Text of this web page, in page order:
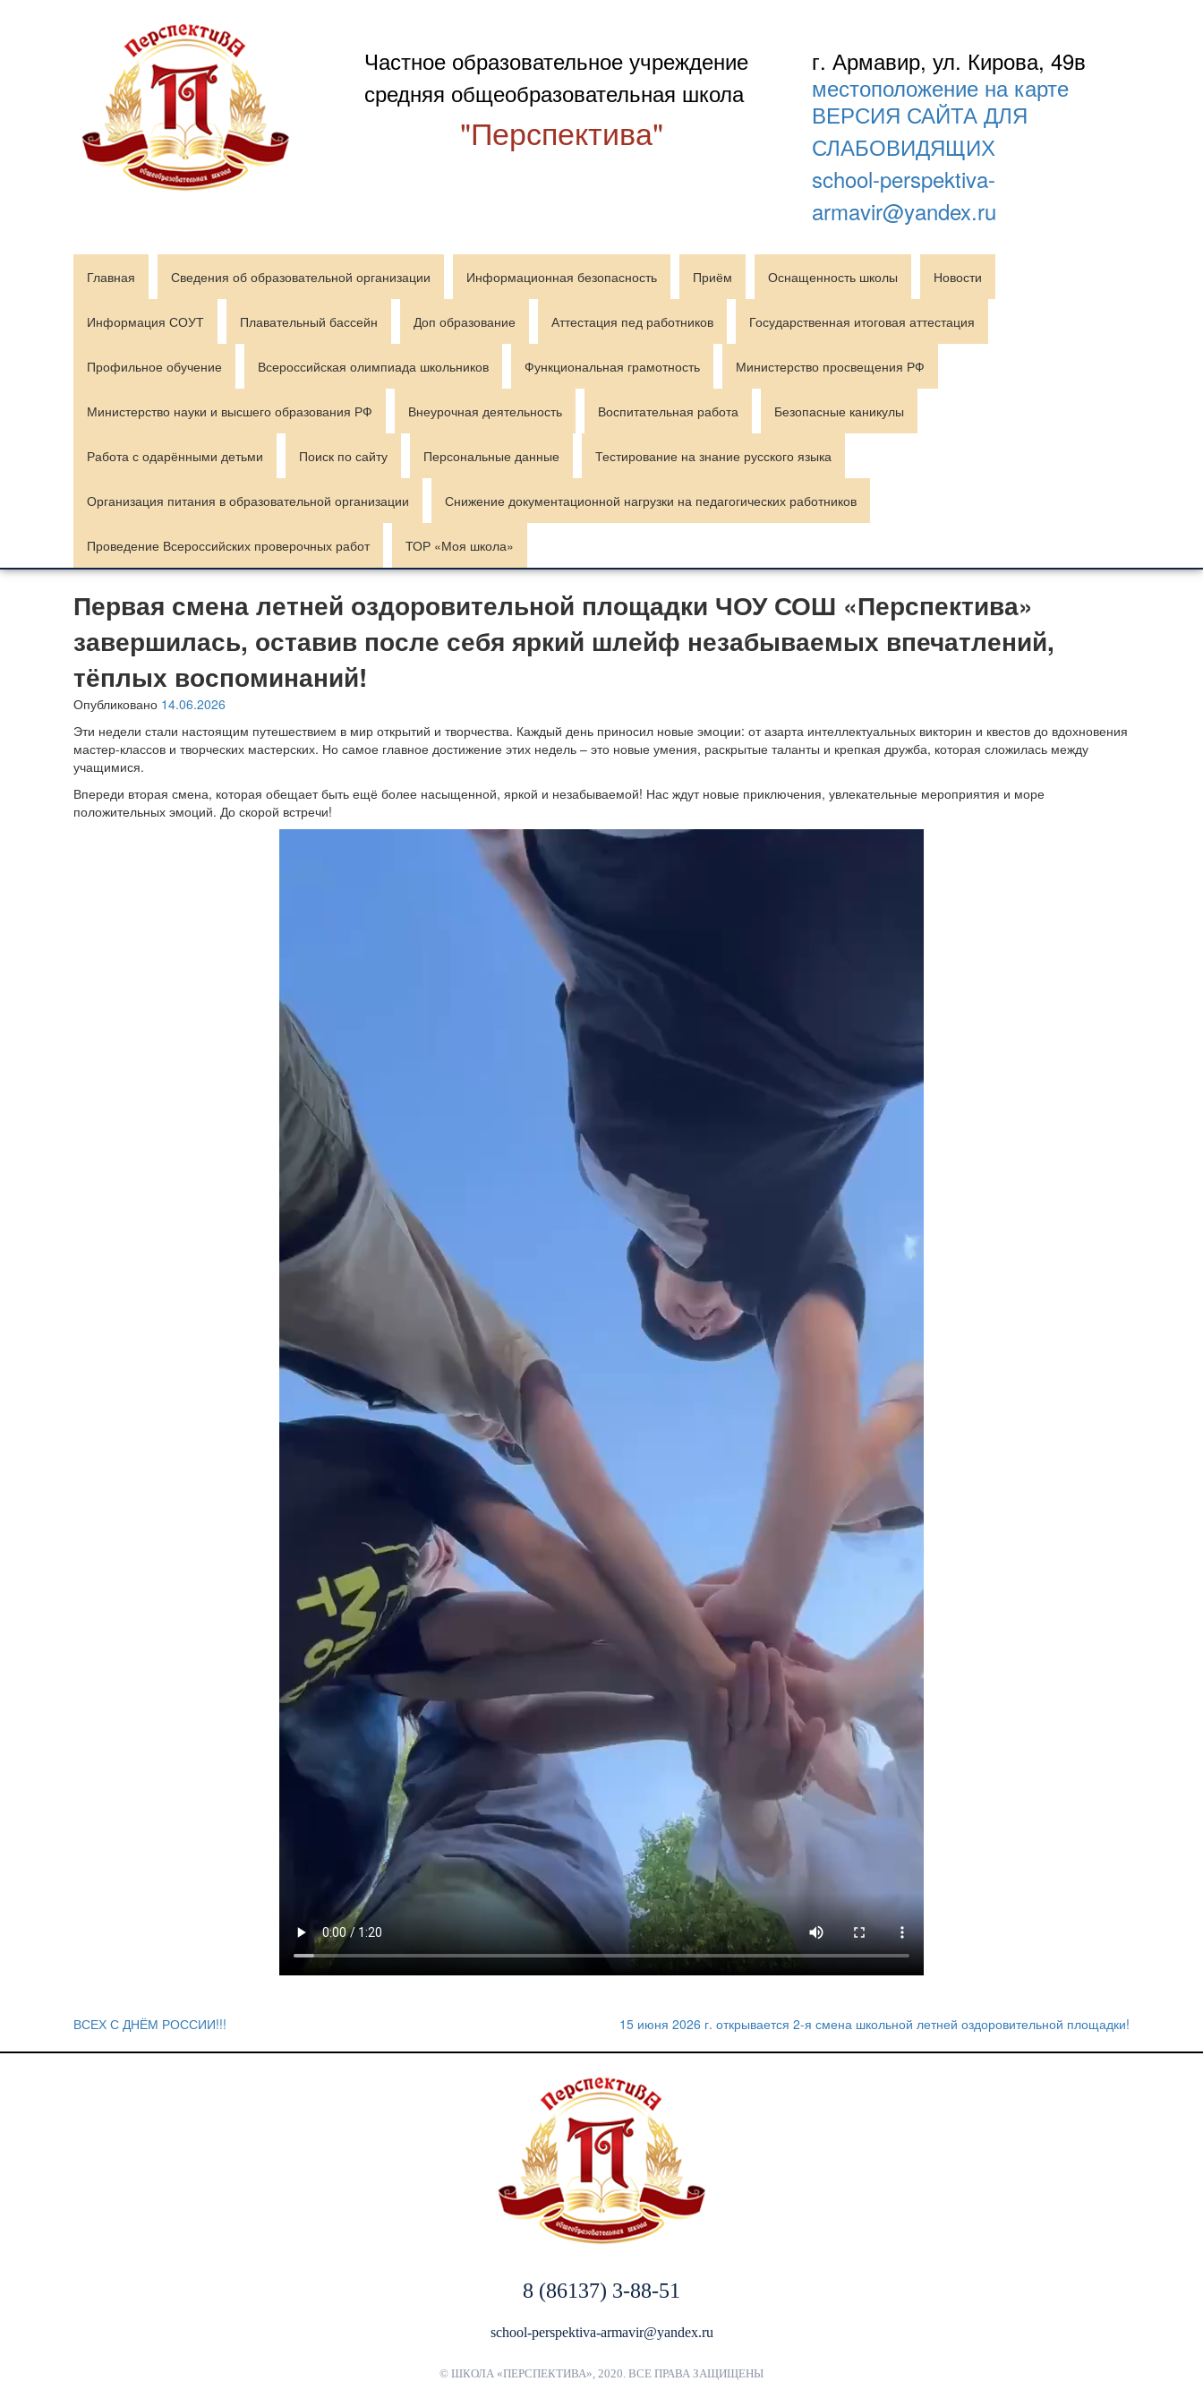
Частное образовательное учреждение
средняя общеобразовательная школа
"Перспектива"
г. Армавир, ул. Кирова, 49в
местоположение на карте
ВЕРСИЯ САЙТА ДЛЯ
СЛАБОВИДЯЩИХ
school-perspektiva-
armavir@yandex.ru
Главная Сведения об образовательной организации Информационная безопасность Приём Оснащенность школы Новости
Информация СОУТ Плавательный бассейн Доп образование Аттестация пед работников Государственная итоговая аттестация
Профильное обучение Всероссийская олимпиада школьников Функциональная грамотность Министерство просвещения РФ
Министерство науки и высшего образования РФ Внеурочная деятельность Воспитательная работа Безопасные каникулы
Работа с одарёнными детьми Поиск по сайту Персональные данные Тестирование на знание русского языка
Организация питания в образовательной организации Снижение документационной нагрузки на педагогических работников
Проведение Всероссийских проверочных работ ТОР «Моя школа»
Первая смена летней оздоровительной площадки ЧОУ СОШ «Перспектива»
завершилась, оставив после себя яркий шлейф незабываемых впечатлений,
тёплых воспоминаний!
Опубликовано 14.06.2026
Эти недели стали настоящим путешествием в мир открытий и творчества. Каждый день приносил новые эмоции: от азарта интеллектуальных викторин и квестов до вдохновения
мастер-классов и творческих мастерских. Но самое главное достижение этих недель – это новые умения, раскрытые таланты и крепкая дружба, которая сложилась между
учащимися.
Впереди вторая смена, которая обещает быть ещё более насыщенной, яркой и незабываемой! Нас ждут новые приключения, увлекательные мероприятия и море
положительных эмоций. До скорой встречи!
ВСЕХ С ДНЁМ РОССИИ!!! 15 июня 2026 г. открывается 2-я смена школьной летней оздоровительной площадки!
8 (86137) 3-88-51
school-perspektiva-armavir@yandex.ru
© ШКОЛА «ПЕРСПЕКТИВА», 2020. ВСЕ ПРАВА ЗАЩИЩЕНЫ